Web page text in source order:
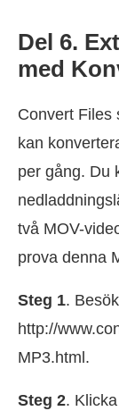
Del 6.
med
Convert Files
kan
per gång. Du
två MOV-
prova denna
Steg 1.
http://
MP3.html.
Steg 2.